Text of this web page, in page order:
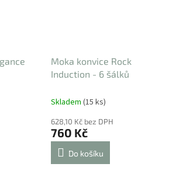
Moka konvice Rock
Induction - 6 šálků
Skladem (15 ks)
628,10 Kč bez DPH
760 Kč
Do košíku